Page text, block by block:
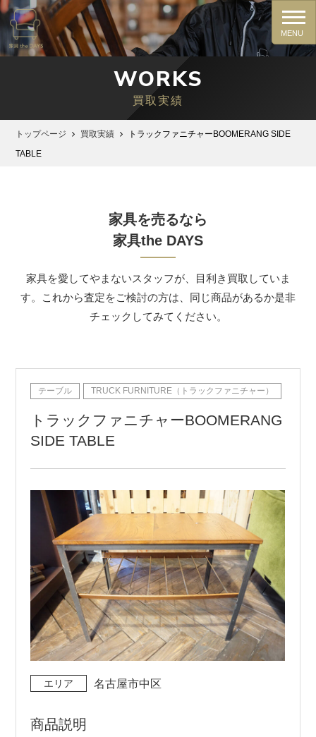
WORKS
買取実績
トップページ 買取実績
トラックファニチャーBOOMERANG SIDE
TABLE
家具を売るなら
家具the DAYS
家具を愛してやまないスタッフが、⽬利き買取していま
す。これから査定をご検討の⽅は、同じ商品があるか是⾮
チェックしてみてください。
テーブル TRUCK FURNITURE（トラックファニチャー）
トラックファニチャーBOOMERANG
SIDE TABLE
エリア 名古屋市中区
商品説明